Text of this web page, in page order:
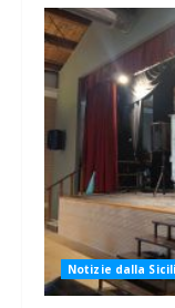
Notizie dalla